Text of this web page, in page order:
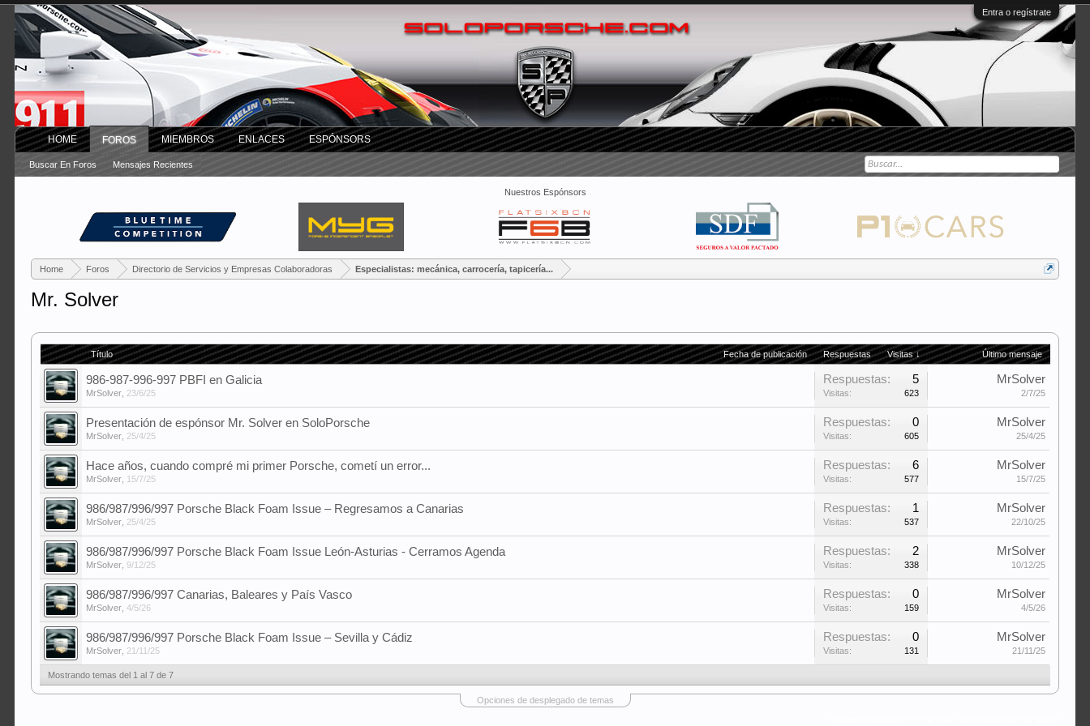
Entra o regístrate
Nuestros Espónsors
Home Foros Directorio de Servicios y Empresas Colaboradoras Especialistas: mecánica, carrocería, tapicería...
Mr. Solver
Título Fecha de publicación Respuestas Visitas ↓ Último mensaje
986-987-996-997 PBFI en Galicia
MrSolver 23/6/25
Respuestas: 5
Visitas: 623
MrSolver
2/7/25
Presentación de espónsor Mr. Solver en SoloPorsche
MrSolver 25/4/25
Respuestas: 0
Visitas: 605
MrSolver
25/4/25
Hace años, cuando compré mi primer Porsche, cometí un error...
MrSolver 15/7/25
Respuestas: 6
Visitas: 577
MrSolver
15/7/25
986/987/996/997 Porsche Black Foam Issue – Regresamos a Canarias
MrSolver 25/4/25
Respuestas: 1
Visitas: 537
MrSolver
22/10/25
986/987/996/997 Porsche Black Foam Issue León-Asturias - Cerramos Agenda
MrSolver ,9/12/25
Respuestas: 2
Visitas: 338
MrSolver
10/12/25
986/987/996/997 Canarias, Baleares y País Vasco
MrSolver ,4/5/26
Respuestas: 0
Visitas: 159
MrSolver
4/5/26
986/987/996/997 Porsche Black Foam Issue – Sevilla y Cádiz
MrSolver 21/11/25
Respuestas: 0
Visitas: 131
MrSolver
21/11/25
Mostrando temas del 1 al 7 de 7
Opciones de desplegado de temas
HOME FOROS
Buscar En Foros Mensajes Recientes
MIEMBROS ENLACES ESPÓNSORS